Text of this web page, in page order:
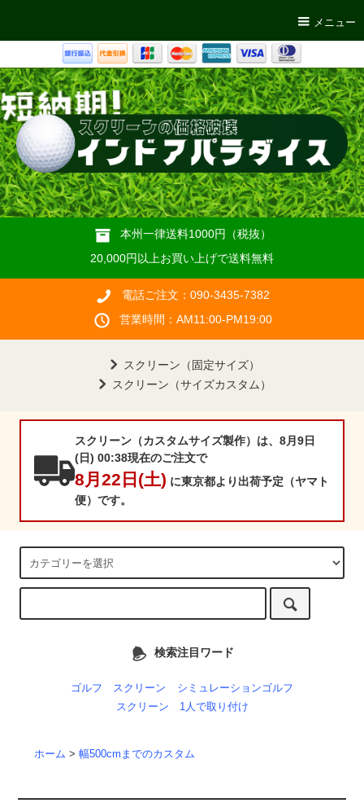
メニュー
本州一律送料1000円（税抜）
20,000円以上お買い上げで送料無料
電話ご注文：090-3435-7382
営業時間：AM11:00-PM19:00
スクリーン（固定サイズ）
スクリーン（サイズカスタム）
スクリーン（カスタムサイズ製作）は、8月9日
(日) 00:38現在のご注文で
8月22日(土) に東京都より出荷予定（ヤマト
便）です。
検索注目ワード
ゴルフ スクリーン
シミュレーションゴルフ
スクリーン 1人で取り付け
ホーム >幅500cmまでのカスタム